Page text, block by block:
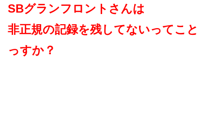
SBグランフロントさんは
非正規の記録を残してないってこと
っすか？